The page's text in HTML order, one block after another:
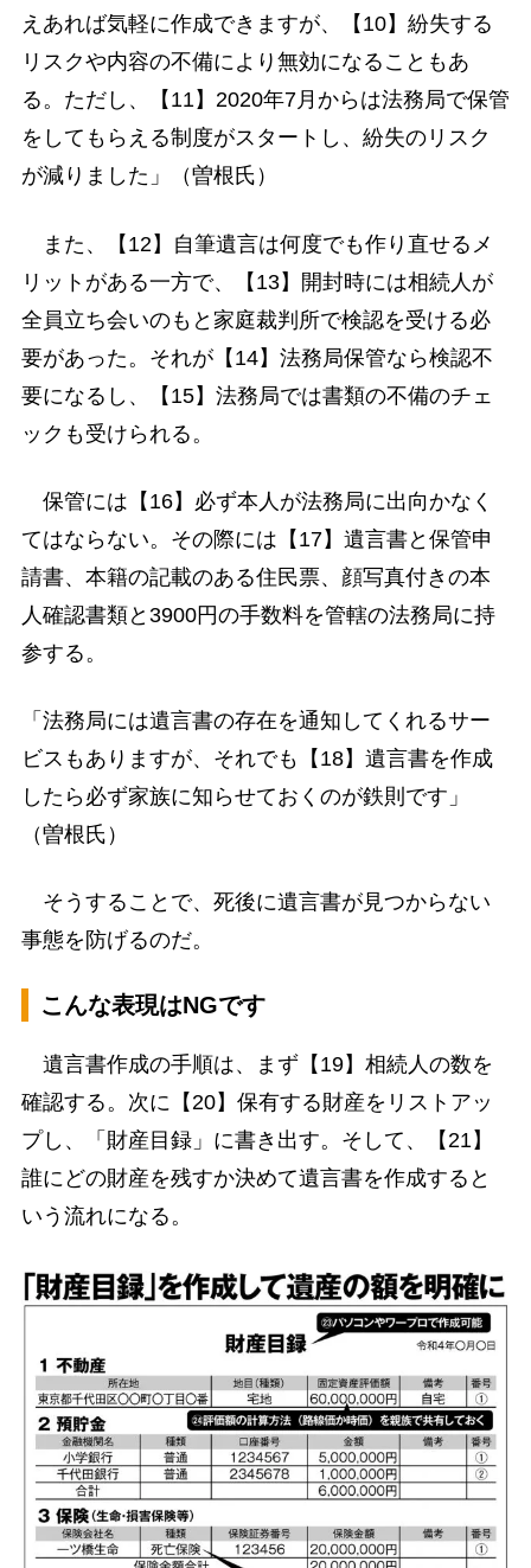
えあれば気軽に作成できますが、【10】紛失する
リスクや内容の不備により無効になることもあ
る。ただし、【11】2020年7月からは法務局で保管
をしてもらえる制度がスタートし、紛失のリスク
が減りました」（曽根氏）
また、【12】自筆遺言は何度でも作り直せるメ
リットがある一方で、【13】開封時には相続人が
全員立ち会いのもと家庭裁判所で検認を受ける必
要があった。それが【14】法務局保管なら検認不
要になるし、【15】法務局では書類の不備のチェ
ックも受けられる。
保管には【16】必ず本人が法務局に出向かなく
てはならない。その際には【17】遺言書と保管申
請書、本籍の記載のある住民票、顔写真付きの本
人確認書類と3900円の手数料を管轄の法務局に持
参する。
「法務局には遺言書の存在を通知してくれるサー
ビスもありますが、それでも【18】遺言書を作成
したら必ず家族に知らせておくのが鉄則です」
（曽根氏）
そうすることで、死後に遺言書が見つからない
事態を防げるのだ。
こんな表現はNGです
遺言書作成の手順は、まず【19】相続人の数を
確認する。次に【20】保有する財産をリストアッ
プし、「財産目録」に書き出す。そして、【21】
誰にどの財産を残すか決めて遺言書を作成すると
いう流れになる。